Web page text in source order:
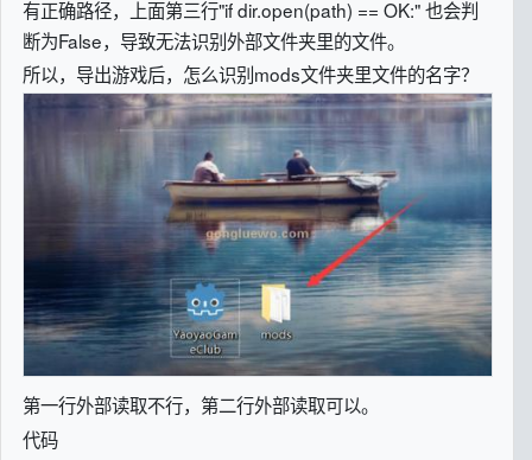
有正确路径，上面第三行"if dir.open(path) == OK:" 也会判
断为False，导致无法识别外部文件夹里的文件。
所以，导出游戏后，怎么识别mods文件夹里文件的名字？
第一行外部读取不行，第二行外部读取可以。
代码